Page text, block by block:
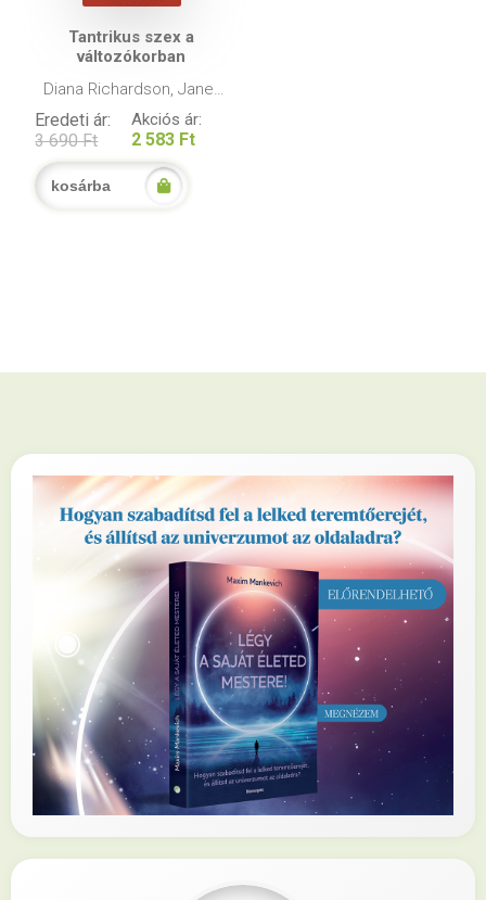
Tantrikus szex a
változókorban
Diana Richardson, Janet
McGeever
Eredeti ár:
3 690 Ft
Akciós ár:
2 583 Ft
kosárba